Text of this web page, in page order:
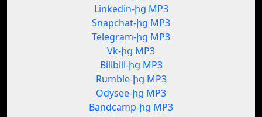
Linkedin-ից MP3
Snapchat-ից MP3
Telegram-ից MP3
Vk-ից MP3
Bilibili-ից MP3
Rumble-ից MP3
Odysee-ից MP3
Bandcamp-ից MP3